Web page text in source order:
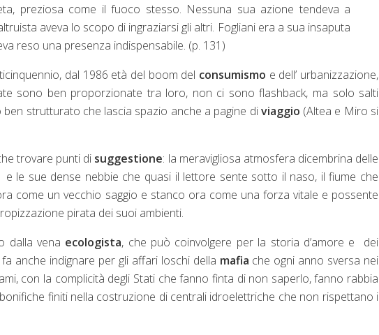
preziosa come il fuoco stesso. Nessuna sua azione tendeva a
aveva lo scopo di ingraziarsi gli altri. Fogliani era a sua insaputa
reso una presenza indispensabile. (p. 131)
dal 1986 età del boom del consumismo e dell’ urbanizzazione,
sono ben proporzionate tra loro, non ci sono flashback, ma solo salti
strutturato che lascia spazio anche a pagine diviaggio (Altea e Miro si
trovare punti di suggestione: la meravigliosa atmosfera dicembrina delle
le sue dense nebbie che quasi il lettore sente sotto il naso, il fiume che
come un vecchio saggio e stanco ora come una forza vitale e possente
pirata dei suoi ambienti.
dalla vena ecologista, che può coinvolgere per la storia d’amore e dei
anche indignare per gli affari loschi della mafia che ogni anno sversa nei
con la complicità degli Stati che fanno finta di non saperlo, fanno rabbia
finiti nella costruzione di centrali idroelettriche che non rispettano i